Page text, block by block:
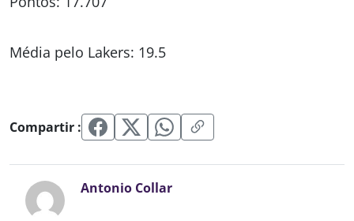
Média pelo Lakers: 19.5
Compartir :
Antonio Collar